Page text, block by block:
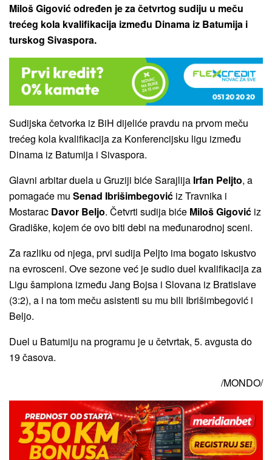
Miloš Gigović određen je za četvrtog sudiju u meču
trećeg kola kvalifikacija između Dinama iz Batumija i
turskog Sivaspora.
Sudijska četvorka iz BiH dijeliće pravdu na prvom meču
trećeg kola kvalifikacija za Konferencijsku ligu između
Dinama iz Batumija i Sivaspora.
Glavni arbitar duela u Gruziji biće Sarajlija Irfan Peljto, a
pomagaće mu Senad Ibrišimbegović iz Travnika i
Mostarac Davor Beljo. Četvrti sudija biće Miloš Gigović iz
Gradiške, kojem će ovo biti debi na međunarodnoj sceni.
Za razliku od njega, prvi sudija Peljto ima bogato iskustvo
na evrosceni. Ove sezone već je sudio duel kvalifikacija za
Ligu šampiona između Jang Bojsa i Slovana iz Bratislave
(3:2), a i na tom meču asistenti su mu bili Ibrišimbegović i
Beljo.
Duel u Batumiju na programu je u četvrtak, 5. avgusta do
19 časova.
/MONDO/